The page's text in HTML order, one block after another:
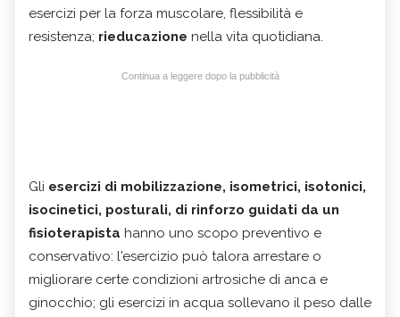
esercizi per la forza muscolare, flessibilità e
resistenza; rieducazione nella vita quotidiana.
Continua a leggere dopo la pubblicità
Gli esercizi di mobilizzazione, isometrici, isotonici,
isocinetici, posturali, di rinforzo guidati da un
fisioterapista hanno uno scopo preventivo e
conservativo: l'esercizio può talora arrestare o
migliorare certe condizioni artrosiche di anca e
ginocchio; gli esercizi in acqua sollevano il peso dalle